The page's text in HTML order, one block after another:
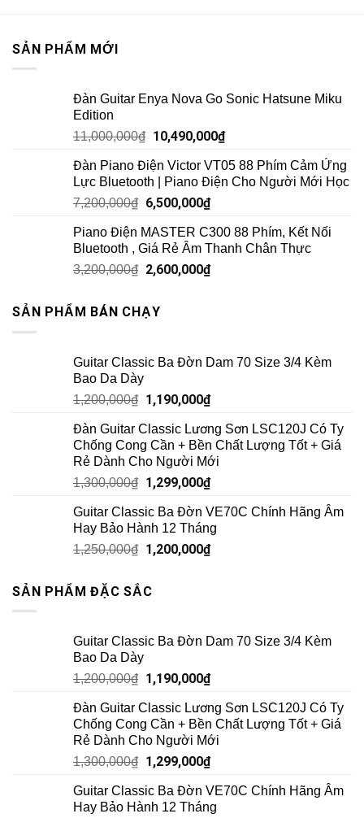
SẢN PHẨM MỚI
Đàn Guitar Enya Nova Go Sonic Hatsune Miku
Edition
11,000,000₫ 10,490,000₫
Đàn Piano Điện Victor VT05 88 Phím Cảm Ứng
Lực Bluetooth | Piano Điện Cho Người Mới Học
7,200,000₫ 6,500,000₫
Piano Điện MASTER C300 88 Phím, Kết Nối
Bluetooth , Giá Rẻ Âm Thanh Chân Thực
3,200,000₫ 2,600,000₫
SẢN PHẨM BÁN CHẠY
Guitar Classic Ba Đờn Dam 70 Size 3/4 Kèm
Bao Da Dày
1,200,000₫ 1,190,000₫
Đàn Guitar Classic Lương Sơn LSC120J Có Ty
Chống Cong Cần + Bền Chất Lượng Tốt + Giá
Rẻ Dành Cho Người Mới
1,300,000₫ 1,299,000₫
Guitar Classic Ba Đờn VE70C Chính Hãng Âm
Hay Bảo Hành 12 Tháng
1,250,000₫ 1,200,000₫
SẢN PHẨM ĐẶC SẮC
Guitar Classic Ba Đờn Dam 70 Size 3/4 Kèm
Bao Da Dày
1,200,000₫ 1,190,000₫
Đàn Guitar Classic Lương Sơn LSC120J Có Ty
Chống Cong Cần + Bền Chất Lượng Tốt + Giá
Rẻ Dành Cho Người Mới
1,300,000₫ 1,299,000₫
Guitar Classic Ba Đờn VE70C Chính Hãng Âm
Hay Bảo Hành 12 Tháng